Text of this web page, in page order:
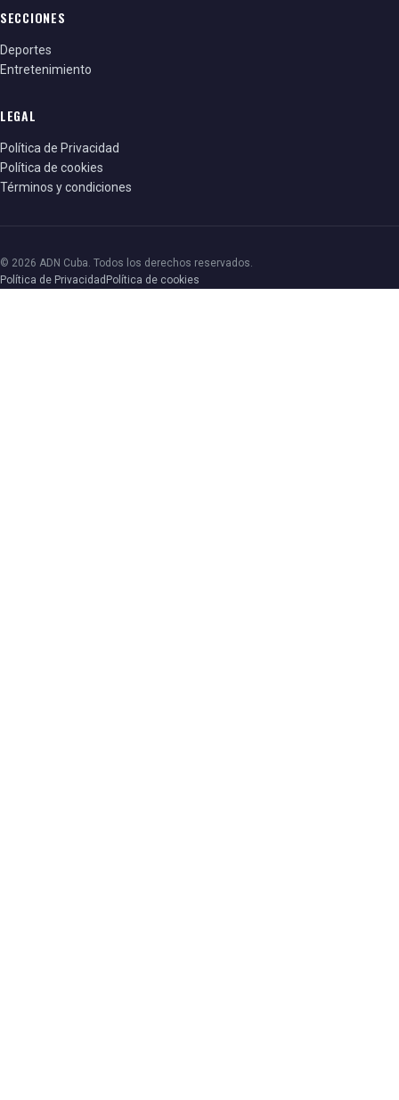
SECCIONES
Deportes
Entretenimiento
LEGAL
Política de Privacidad
Política de cookies
Términos y condiciones
© 2026 ADN Cuba. Todos los derechos reservados.
Política de Privacidad Política de cookies